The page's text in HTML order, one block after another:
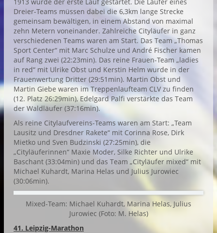
Dreier-Teams müssen dabei die 6,3km lange Strecke
gemeinsam bewältigen, in einem Abstand von maximal
zehn Metern voneinander. Zahlreiche Cityläufer in ganz
verschiedenen Teams waren am Start. Das Team „Thomas
Sport Center“ mit Marc Schulze und André Fischer kamen
auf Rang zwei (22:23min). Das reine Frauen-Team „ladies
in red“ mit Ulrike Obst und Kerstin Helm wurde in der
Frauenwertung Dritter (29:51min). Martin Obst und
Martin Giebe waren im Treppenlaufteam CLV zu finden
(12. Platz 26:29min), Edelgard Palfi verstärkte das Team
der Waldläufer (37:16min).
Als reine Citylaufvereins-Teams waren am Start: „Team
Lausitz und Dresdner Rakete“ mit Corinna Rose, Dirk
Mietko und Sven Budzinski (27:25min), die
„Cityläuferinnen“ Maxie Moder, Silke Richter und Ulrike
Baschant (33:04min) und das Team „Cityläufer mixed“ mit
Michael Kuhardt, Marina Helas und Julius Jurowiec
(30:06min).
Mixed-Team: Michael Kuhardt, Marina Helas, Julius
Jurowiec (Foto: M. Helas)
41. Leipzig-Marathon